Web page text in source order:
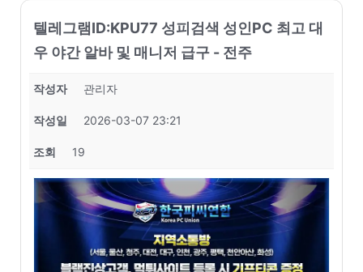
텔레그램ID:KPU77 성피검색 성인PC 최고 대
우 야간 알바 및 매니저 급구 - 전주
작성자 관리자
작성일 2026-03-07 23:21
조회 19